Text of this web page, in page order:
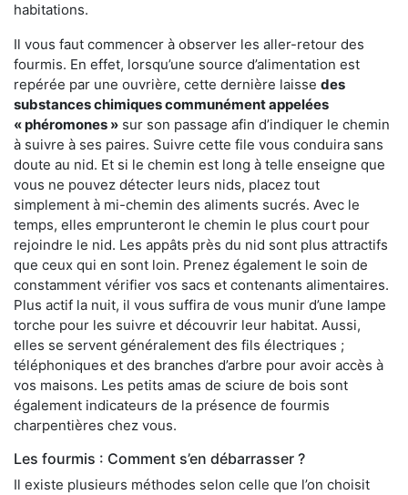
habitations.
Il vous faut commencer à observer les aller-retour des
fourmis. En effet, lorsqu’une source d’alimentation est
repérée par une ouvrière, cette dernière laisse des
substances chimiques communément appelées
« phéromones » sur son passage afin d’indiquer le chemin
à suivre à ses paires. Suivre cette file vous conduira sans
doute au nid. Et si le chemin est long à telle enseigne que
vous ne pouvez détecter leurs nids, placez tout
simplement à mi-chemin des aliments sucrés. Avec le
temps, elles emprunteront le chemin le plus court pour
rejoindre le nid. Les appâts près du nid sont plus attractifs
que ceux qui en sont loin. Prenez également le soin de
constamment vérifier vos sacs et contenants alimentaires.
Plus actif la nuit, il vous suffira de vous munir d’une lampe
torche pour les suivre et découvrir leur habitat. Aussi,
elles se servent généralement des fils électriques ;
téléphoniques et des branches d’arbre pour avoir accès à
vos maisons. Les petits amas de sciure de bois sont
également indicateurs de la présence de fourmis
charpentières chez vous.
Les fourmis : Comment s’en débarrasser ?
Il existe plusieurs méthodes selon celle que l’on choisit